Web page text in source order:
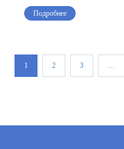
Подробнее
1 2 3 …